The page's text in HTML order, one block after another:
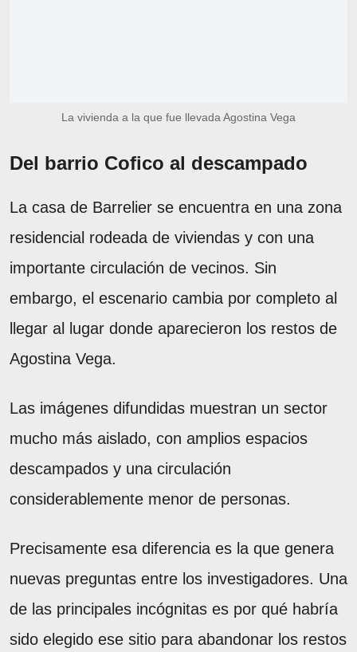
La vivienda a la que fue llevada Agostina Vega
Del barrio Cofico al descampado
La casa de Barrelier se encuentra en una zona
residencial rodeada de viviendas y con una
importante circulación de vecinos. Sin
embargo, el escenario cambia por completo al
llegar al lugar donde aparecieron los restos de
Agostina Vega.
Las imágenes difundidas muestran un sector
mucho más aislado, con amplios espacios
descampados y una circulación
considerablemente menor de personas.
Precisamente esa diferencia es la que genera
nuevas preguntas entre los investigadores. Una
de las principales incógnitas es por qué habría
sido elegido ese sitio para abandonar los restos